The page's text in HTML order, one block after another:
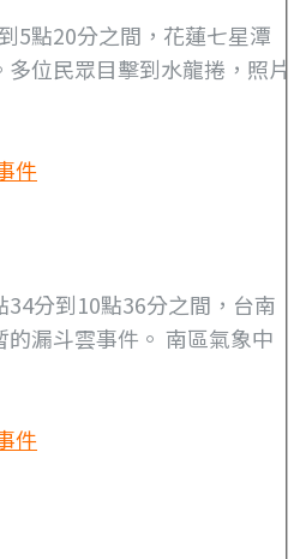
5點20分之間，花蓮七星潭
位民眾目擊到水龍捲，照片
件
分到10點36分之間，台南
漏斗雲事件。 南區氣象中
件